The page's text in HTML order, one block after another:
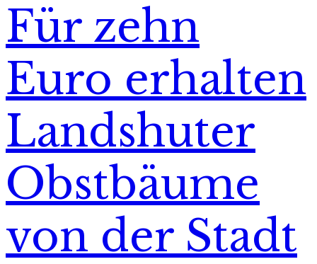
Für zehn
Euro erhalten
Landshuter
Obstbäume
von der Stadt